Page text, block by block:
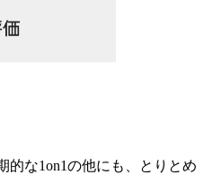
的な1on1の他にも、とりとめ